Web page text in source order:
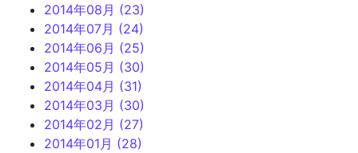
2014年08月 (23)
2014年07月 (24)
2014年06月 (25)
2014年05月 (30)
2014年04月 (31)
2014年03月 (30)
2014年02月 (27)
2014年01月 (28)